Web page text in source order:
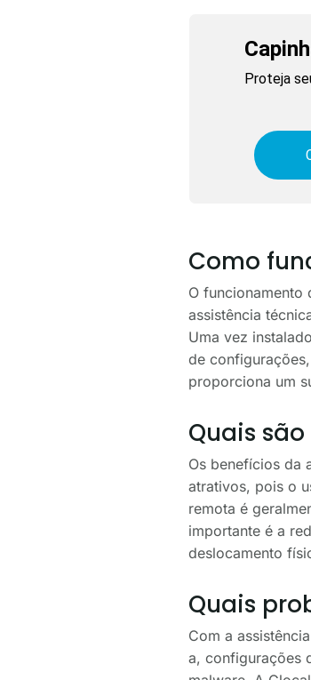
Proteja
Como
O funcionamento
assistência
Uma vez
de
proporciona um
Quais
Os benefícios da
atrativos, pois o
remota é
importante é a
deslocamento
Quais
Com a
a, configurações